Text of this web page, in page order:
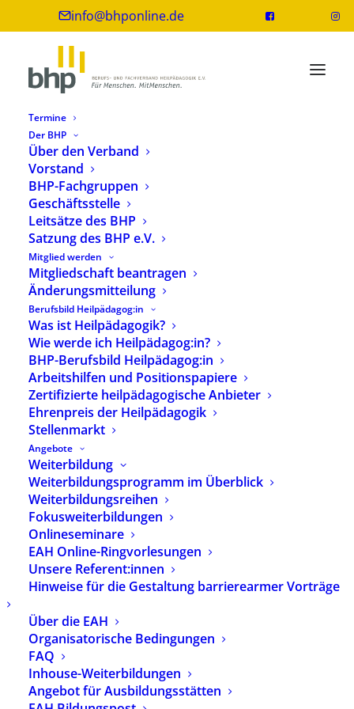
info@bhponline.de
Termine
Der BHP
Über den Verband
Vorstand
BHP-Fachgruppen
Geschäftsstelle
Leitsätze des BHP
Satzung des BHP e.V.
Mitglied werden
Mitgliedschaft beantragen
Änderungsmitteilung
Berufsbild Heilpädagog:in
Was ist Heilpädagogik?
Wie werde ich Heilpädagog:in?
BHP-Berufsbild Heilpädagog:in
Arbeitshilfen und Positionspapiere
Zertifizierte heilpädagogische Anbieter
Ehrenpreis der Heilpädagogik
Stellenmarkt
Angebote
Weiterbildung
Weiterbildungsprogramm im Überblick
Weiterbildungsreihen
Fokusweiterbildungen
Onlineseminare
EAH Online-Ringvorlesungen
Unsere Referent:innen
Hinweise für die Gestaltung barrierearmer Vorträge
Über die EAH
Organisatorische Bedingungen
FAQ
Inhouse-Weiterbildungen
Angebot für Ausbildungsstätten
Die Evangelische Hochschule
Nürnberg verabschiedet Prof. Dr.
Dieter Lotz in den Ruhestand
13. Januar 2020
Am 09. Januar 2020 verabschiedete die
Evangelische Hochschule Nürnberg Herrn Prof.
Dr. Dieter Lotz, Studiengangsleiter
Heilpädagogik und Fachstudienberater, in den
Ruhestand.
Prof. Dr. Dieter Lotz
Umrahmt vom musikalischen Duo Heike Mierzwa